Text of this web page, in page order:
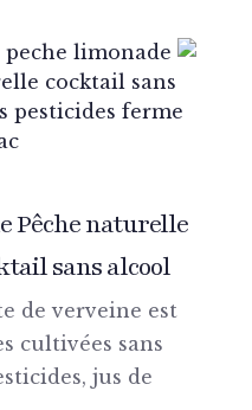
de Pêche naturelle
sans alcool
de verveine est
cultivées sans
pesticides, jus de …